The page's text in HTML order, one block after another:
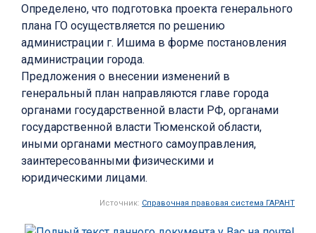
Определено, что подготовка проекта генерального
плана ГО осуществляется по решению
администрации г. Ишима в форме постановления
администрации города.
Предложения о внесении изменений в
генеральный план направляются главе города
органами государственной власти РФ, органами
государственной власти Тюменской области,
иными органами местного самоуправления,
заинтересованными физическими и
юридическими лицами.
Источник: Справочная правовая система ГАРАНТ